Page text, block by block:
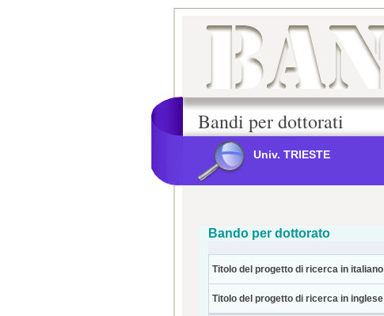
Bandi per dottorati
Univ. TRIESTE
Bando per dottorato
Titolo del progetto di ricerca in italiano
Titolo del progetto di ricerca in inglese